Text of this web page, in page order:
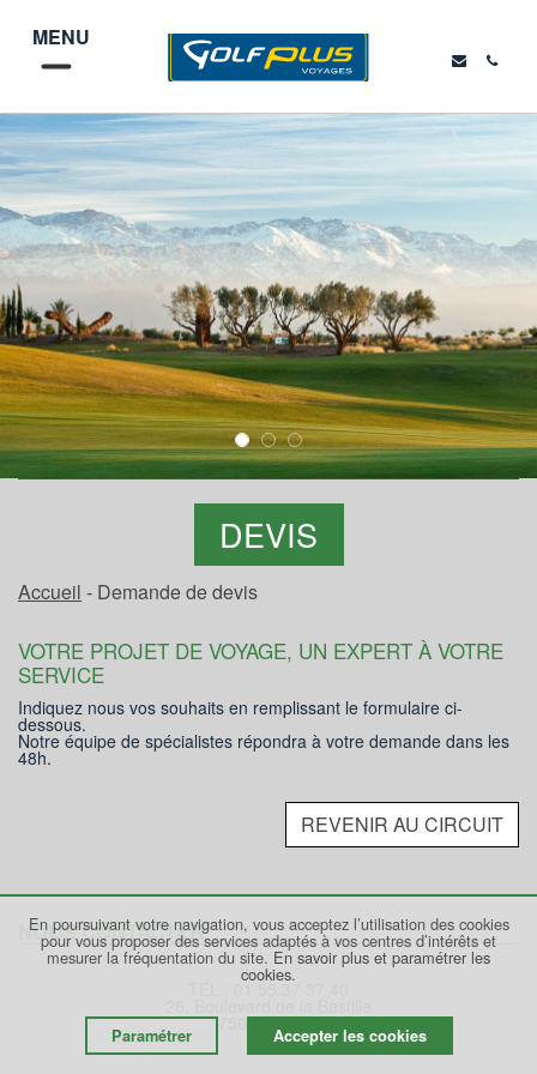
MENU
DEVIS
Accueil - Demande de devis
VOTRE PROJET DE VOYAGE, UN EXPERT À VOTRE
SERVICE
Indiquez nous vos souhaits en remplissant le formulaire ci-
dessous.
Notre équipe de spécialistes répondra à votre demande dans les
48h.
REVENIR AU CIRCUIT
NOUS CONTACTER
75012 PARIS
En poursuivant votre navigation, vous acceptez l’utilisation des cookies
pour vous proposer des services adaptés à vos centres d’intérêts et
mesurer la fréquentation du site. En savoir plus et paramétrer les
cookies.
Paramétrer Accepter les cookies